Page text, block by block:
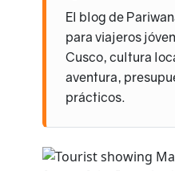
El blog de
para viajeros
Cusco, cultura
aventura,
prácticos.